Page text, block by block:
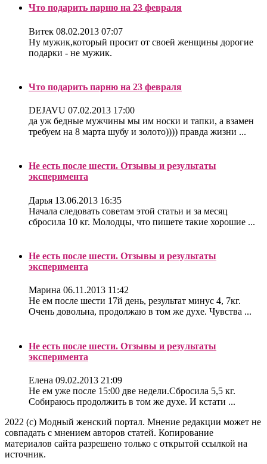
Что подарить парню на 23 февраля
Витек 08.02.2013 07:07
Ну мужик,который просит от своей женщины дорогие
подарки - не мужик.
Что подарить парню на 23 февраля
DEJAVU 07.02.2013 17:00
да уж бедные мужчины мы им носки и тапки, а взамен
требуем на 8 марта шубу и золото)))) правда жизни ...
Не есть после шести. Отзывы и результаты
эксперимента
Дарья 13.06.2013 16:35
Начала следовать советам этой статьи и за месяц
сбросила 10 кг. Молодцы, что пишете такие хорошие ...
Не есть после шести. Отзывы и результаты
эксперимента
Марина 06.11.2013 11:42
Не ем после шести 17й день, результат минус 4, 7кг.
Очень довольна, продолжаю в том же духе. Чувства ...
Не есть после шести. Отзывы и результаты
эксперимента
Елена 09.02.2013 21:09
Не ем уже после 15:00 две недели.Сбросила 5,5 кг.
Собираюсь продолжить в том же духе. И кстати ...
2022 (c) Модный женский портал. Мнение редакции может не
совпадать с мнением авторов статей. Копирование
материалов сайта разрешено только с открытой ссылкой на
источник.